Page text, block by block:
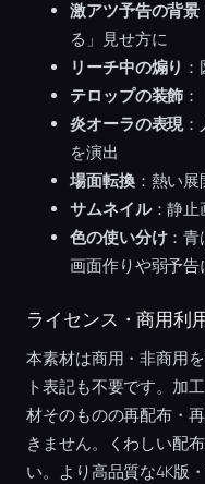
激アツ予告の背景
る」見せ方に
リーチ中の煽り
テロップの装飾
炎オーラの表現：
を演出
場面転換：熱い展
サムネイル：静止
色の使い分け：青
画面作りや弱予告
ライセンス・商用利
本素材は商用・非商用
ト表記も不要です。加
材そのものの再配布・
きません。くわしい配
い。より高品質な4K版